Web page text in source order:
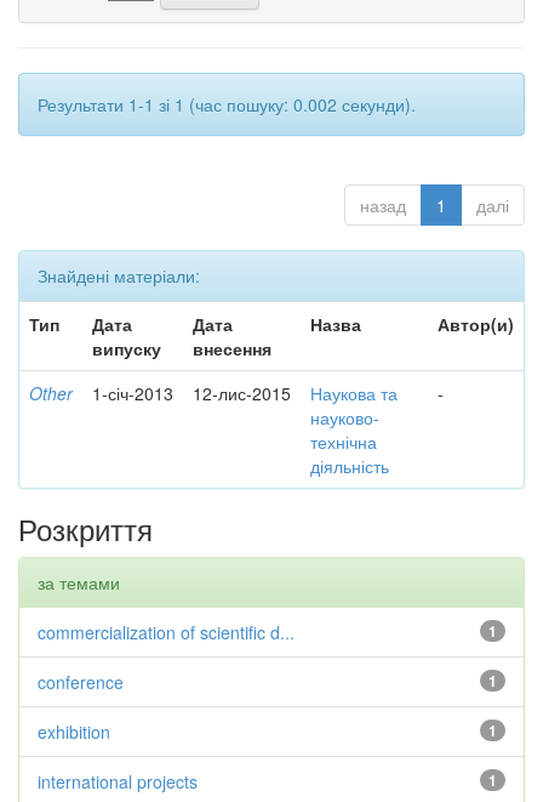
Результати 1-1 зі 1 (час пошуку: 0.002 секунди).
назад 1 далі
Знайдені матеріали:
Тип
Дата
випуску
Дата
внесення
Назва Автор(и)
Other 1-січ-2013 12-лис-2015
Наукова та
науково-
технічна
діяльність
-
Розкриття
за темами
1
commercialization of scientific d...
1
conference
1
exhibition
1
international projects